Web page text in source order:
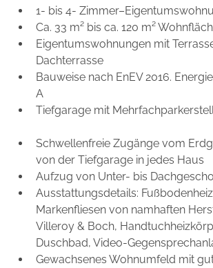
1- bis 4-
Ca. 33 m² bis ca. 120 m²
Eigentumswohnungen mit
Dachterrasse
Bauweise nach EnEV 2016.
A
Tiefgarage mit
Schwellenfreie Zugänge vom
von der Tiefgarage in jedes Haus
Aufzug von Unter- bis
Ausstattungsdetails:
Markenfliesen von namhaften
Villeroy & Boch,
Duschbad, Video-
Gewachsenes Wohnumfeld mit